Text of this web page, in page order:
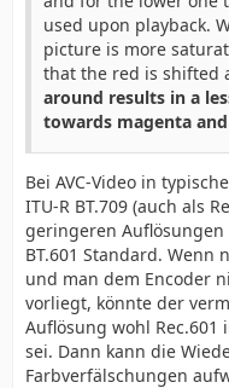
used upon playback.
picture is more
that the red is shifted
around results in a
towards magenta
Bei AVC-Video in
ITU-R BT.709 (auch als
geringeren
BT.601 Standard. Wenn
und man dem Encoder
vorliegt, könnte der
Auflösung wohl
sei. Dann kann die
Farbverfälschungen